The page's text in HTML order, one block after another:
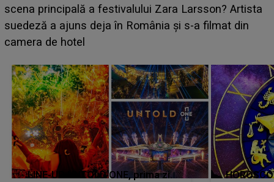
luat prin surprindere pe Emanuel. CINE ESTE
BĂIATUL VIZAT de Alexandra?! Aflându-se în fața
faptului împlinit, A RECUNOSCUT IMEDIAT: "Am
LINE-UP UNTOLD ONE, prima zi.